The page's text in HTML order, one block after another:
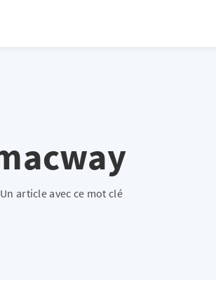
Un article avec ce mot clé